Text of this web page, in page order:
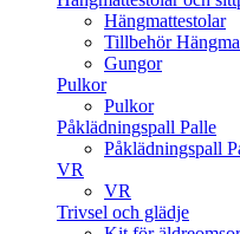
Hängmattestolar
Tillbehör
Gungor
Pulkor
Pulkor
Påklädningspall Palle
Påklädningspall
VR
VR
Trivsel och glädje